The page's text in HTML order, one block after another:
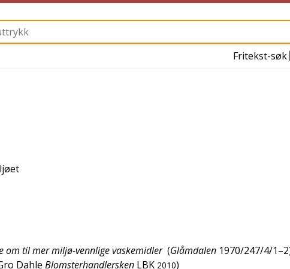
Fritekst-søk
om til mer miljø-vennlige vaskemidler (Glåmdalen 1970/247/4/1–2
Dahle Blomsterhandlersken LBK 2010)